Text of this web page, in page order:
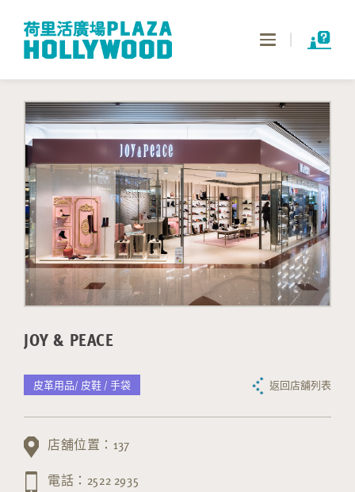
Toggle
JOY & PEACE
皮革用品/ 皮鞋 / 手袋 返回店舖列表
店舖位置：137
電話：2522 2935